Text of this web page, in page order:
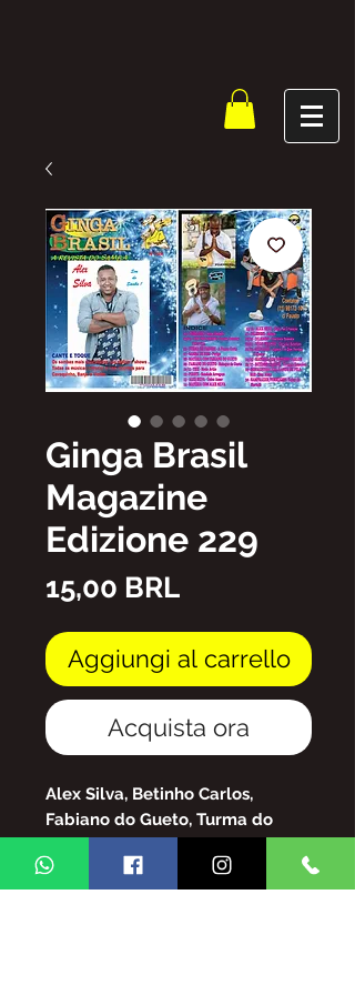
Ginga Brasil
Magazine
Edizione 229
15,00 BRLPrezzo
Aggiungi al carrello
Acquista ora
Alex Silva, Betinho Carlos,
Fabiano do Gueto, Turma do
Dilsinho, Reinaldo, Pixote, vado a
Sereno, tra tanti rinomati artisti